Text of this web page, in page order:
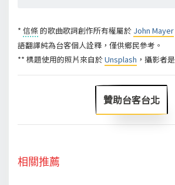
* 信條 的歌曲歌詞創作所有權屬於 John Mayer
語翻譯純為台客個人詮釋，僅供鄉民參考。
** 標題使用的照片來自於Unsplash ，攝影者是
贊助台客台北
相關推薦